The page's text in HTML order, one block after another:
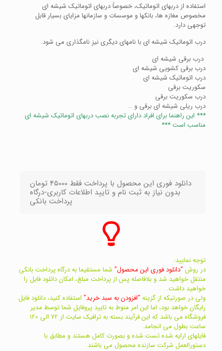
استفاده از دربهای اتوماتیک، خصوصاً دربهای اتوماتیک شیشه ای
مخصوص مغازه ها، بانکها و موسسات و سازمانها مزایای بسیار قابل
توجهی دارد.
درب اتوماتیک شیشه ای با نامهای دیگری نیز نامگذاری می شود.
درب برقی شیشه ای
درب برقی کشویی شیشه ای
درب اتوماتیک شیشه ای
سکوریت برقی
درب سکوریت برقی
درب ریلی شیشه ای برقی و ..
*** این راهنما برای افراد دارای تجربه نصب دربهای اتوماتیک شیشه ای
مناسب است ***
دانلود فوری این محصول با پرداخت فقط 45000 تومان
بدون نیاز به ثبت نام و تایید اطلاعات کاربری-درگاه
پرداخت بانکی
توجه نمایید:
در روش“دانلود فوری این محصول” شما مستقیما به درگاه پرداخت بانکی
منتقل خواهید شد و بلافاصله پس از پرداخت مبلغ، امکان دانلود فایل را
خواهید داشت.
ولی در صورتیکه از گزینه“افزودن به سبد خرید” استفاده کنید، دانلود فایل
رایگان خواهد بود، اما این امر منوط به تایید پروفایل شما توسط مدیر
فروشگاه می باشد که این فرآیند بسته به ترافیک سایت از 72 الی 120
ساعت بطول می انجامد.
فایلهای ارایه شده تست شده و بصورت کامل هستند و مطابق با
دستورالعمل شرکت سازنده محصول می باشند.